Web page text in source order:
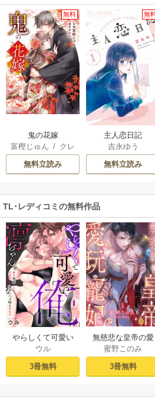
無料
鬼の花嫁
富樫じゅん / クレ
ハ
無料立読み
無
主人恋日記
吉永ゆう
無料立読み
TL･レディコミの無料作品
やらしくて可愛い
俺の凛ちゃん。～
隣人後輩くんのイ
キすぎた執着にハ
ウル
3冊無料
無慈悲な皇帝の愛
玩寵妃―おわらぬ
快楽、閨に響くは
乱れ声― 1巻
蜜野このみ
3冊無料